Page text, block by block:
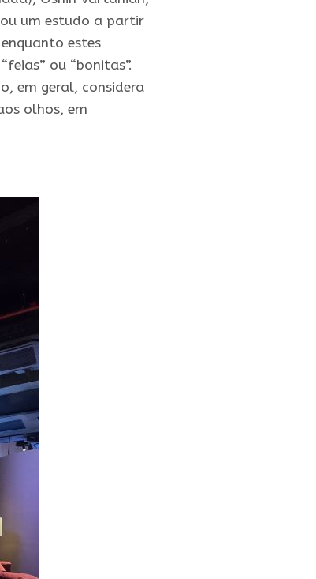
um estudo a partir
estes
ou “bonitas”.
em geral, considera
olhos, em